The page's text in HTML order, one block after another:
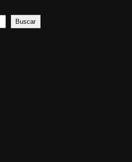
Buscar